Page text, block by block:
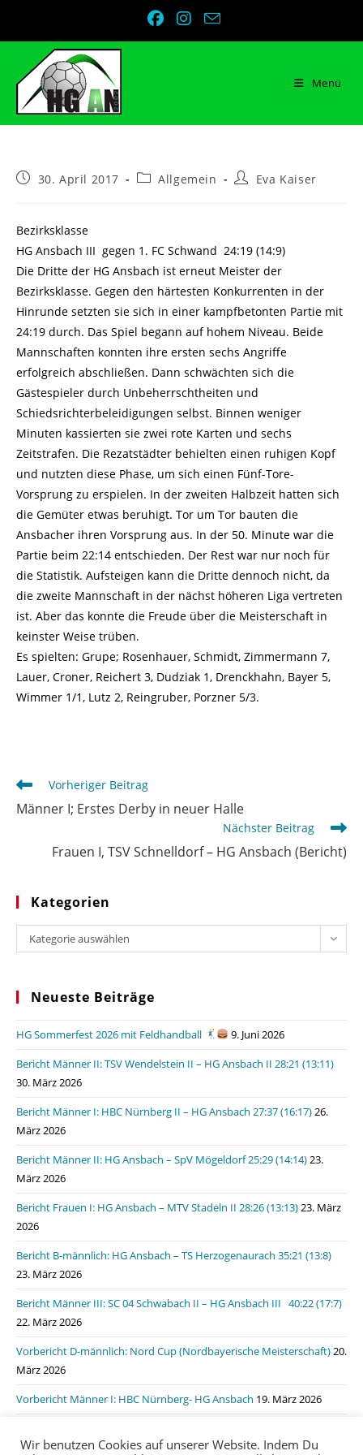
Menü
Beitrag30. April 2017
Beitrags-
Allgemein
Beitrags-
Eva Kaiser
Bezirksklasse
HG Ansbach III gegen 1. FC Schwand 24:19 (14:9)
Die Dritte der HG Ansbach ist erneut Meister der
Bezirksklasse. Gegen den härtesten Konkurrenten in der
Hinrunde setzten sie sich in einer kampfbetonten Partie mit
24:19 durch. Das Spiel begann auf hohem Niveau. Beide
Mannschaften konnten ihre ersten sechs Angriffe
erfolgreich abschließen. Dann schwächten sich die
Gästespieler durch Unbeherrschtheiten und
Schiedsrichterbeleidigungen selbst. Binnen weniger
Minuten kassierten sie zwei rote Karten und sechs
Zeitstrafen. Die Rezatstädter behielten einen ruhigen Kopf
und nutzten diese Phase, um sich einen Fünf-Tore-
Vorsprung zu erspielen. In der zweiten Halbzeit hatten sich
die Gemüter etwas beruhigt. Tor um Tor bauten die
Ansbacher ihren Vorsprung aus. In der 50. Minute war die
Partie beim 22:14 entschieden. Der Rest war nur noch für
die Statistik. Aufsteigen kann die Dritte dennoch nicht, da
die zweite Mannschaft in der nächst höheren Liga vertreten
ist. Aber das konnte die Freude über die Meisterschaft in
keinster Weise trüben.
Es spielten: Grupe; Rosenhauer, Schmidt, Zimmermann 7,
Lauer, Croner, Reichert 3, Dudziak 1, Drenckhahn, Bayer 5,
Wimmer 1/1, Lutz 2, Reingruber, Porzner 5/3.
Weitere
Artikel
ansehen
Vorheriger Beitrag
Männer I; Erstes Derby in neuer Halle
Nächster Beitrag
Frauen I, TSV Schnelldorf – HG Ansbach (Bericht)
Kategorien
Kategorien
Kategorie auswählen
Neueste Beiträge
HG Sommerfest 2026 mit Feldhandball
9. Juni 2026
Bericht Männer II: TSV Wendelstein II – HG Ansbach II 28:21 (13:11)
30. März 2026
Bericht Männer I: HBC Nürnberg II – HG Ansbach 27:37 (16:17)26.
März 2026
Bericht Männer II: HG Ansbach – SpV Mögeldorf 25:29 (14:14)23.
März 2026
Bericht Frauen I: HG Ansbach – MTV Stadeln II 28:26 (13:13)23. März
2026
Bericht B-männlich: HG Ansbach – TS Herzogenaurach 35:21 (13:8)
23. März 2026
Bericht Männer III: SC 04 Schwabach II – HG Ansbach III 40:22 (17:7)
22. März 2026
Vorbericht D-männlich: Nord Cup (Nordbayerische Meisterschaft)20.
März 2026
Vorbericht Männer I: HBC Nürnberg- HG Ansbach 19. März 2026
19. März 2026
Wir benutzen Cookies auf unserer Website. Indem Du